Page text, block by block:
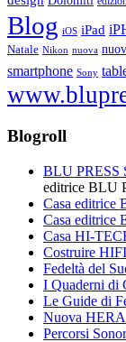
Blog iOS iPad
Natale Nikon nuova
smartphone Sony
Blogroll
BLU PRESS
editrice BLU
Casa editrice
Casa editrice
Casa HI-
Costruire HIFI
Fedeltà del
I Quaderni di
Le Guide di
Nuova HERA
Percorsi